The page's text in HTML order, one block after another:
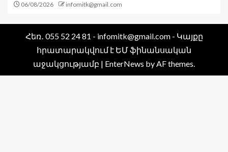
06/08/2026 infomitk@gmail.com
Հեռ․ 055 52 24 81 - infomitk@gmail.com - Կայքը
հրատարակվում է ԵՄ ֆինանսական
աջակցությամբ | EnterNews by AF themes.